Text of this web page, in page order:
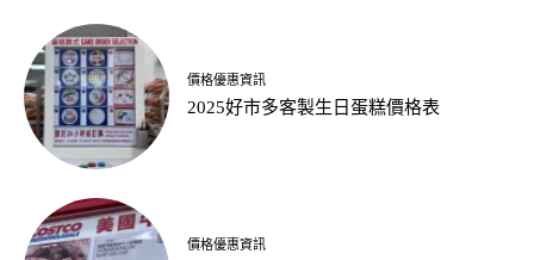
價格優惠資訊
2025好市多客製生日蛋糕價格表
價格優惠資訊